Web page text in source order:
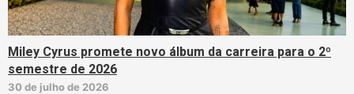
Miley Cyrus promete novo álbum da carreira para o 2º
semestre de 2026
30 de julho de 2026